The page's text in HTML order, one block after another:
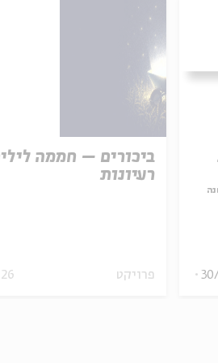
ביכורים – חממה
רעיונות
פרויקט